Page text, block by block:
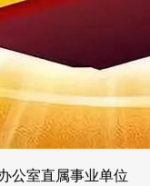
公室直属事业单位